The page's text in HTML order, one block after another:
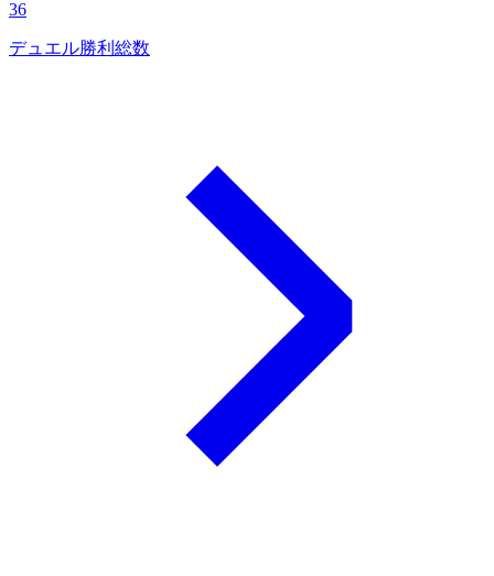
36
デュエル勝利総数